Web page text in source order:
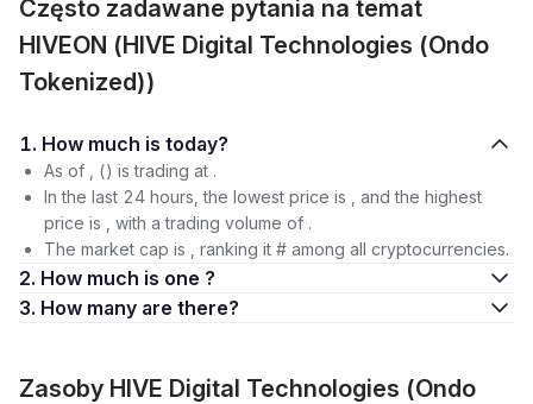
Często zadawane pytania na temat
HIVEON (HIVE Digital Technologies (Ondo
Tokenized))
1. How much is today?
As of , () is trading at .
In the last 24 hours, the lowest price is , and the highest
price is , with a trading volume of .
The market cap is , ranking it # among all cryptocurrencies.
2. How much is one ?
3. How many are there?
Zasoby HIVE Digital Technologies (Ondo